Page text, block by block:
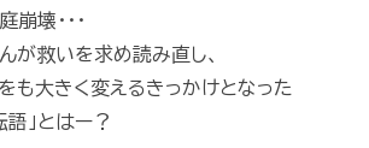
壊・・・
が救いを求め読み直し、
も大きく変えるきっかけとなった
」とはー？